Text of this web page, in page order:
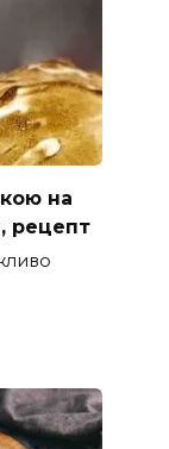
на
рецепт